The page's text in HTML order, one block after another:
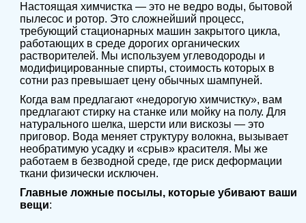
Настоящая химчистка — это не ведро воды, бытовой
пылесос и ротор. Это сложнейший процесс,
требующий стационарных машин закрытого цикла,
работающих в среде дорогих органических
растворителей. Мы используем углеводороды и
модифицированные спирты, стоимость которых в
сотни раз превышает цену обычных шампуней.
Когда вам предлагают «недорогую химчистку», вам
предлагают стирку на станке или мойку на полу. Для
натурального шелка, шерсти или вискозы — это
приговор. Вода меняет структуру волокна, вызывает
необратимую усадку и «срыв» красителя. Мы же
работаем в безводной среде, где риск деформации
ткани физически исключен.
Главные ложные посылы, которые убивают ваши
вещи: